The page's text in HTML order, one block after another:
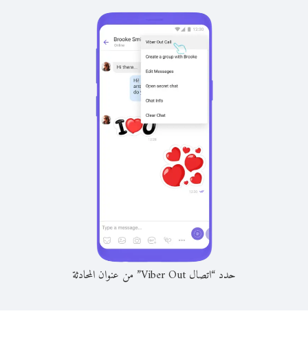
حدد “اتصال Viber Out” من عنوان المحادثة